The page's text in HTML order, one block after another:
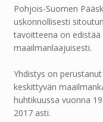
Pohjois-Suomen
uskonnollisesti
tavoitteena on
maailmanlaajuisesti.
Yhdistys on
keskittyvän
huhtikuussa vuonna
2017 asti.